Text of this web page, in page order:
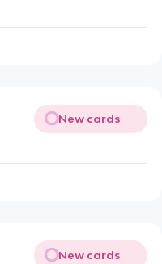
New cards
New cards